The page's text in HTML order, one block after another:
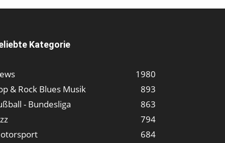
Kategorie
1980
& Rock Blues Musik
893
- Bundesliga
863
794
684